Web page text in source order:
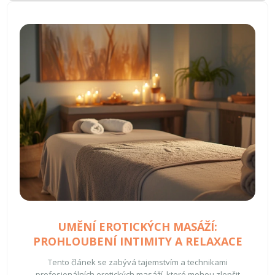
UMĚNÍ EROTICKÝCH MASÁŽÍ:
PROHLOUBENÍ INTIMITY A RELAXACE
Tento článek se zabývá tajemstvím a technikami